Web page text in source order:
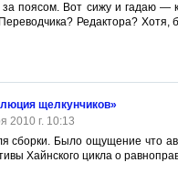
поясом. Вот сижу и гадаю —
Редактора? Хотя,
щелкунчиков»
2010 г. 10:13
сборки. Было ощущение что
Хайнского цикла о